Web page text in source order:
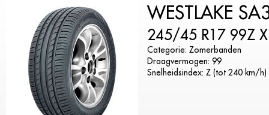
WESTLAKE
245/45 R17 99Z
Categorie: Zomerbanden
Draagvermogen: 99
Snelheidsindex: Z (tot 240 km/h)